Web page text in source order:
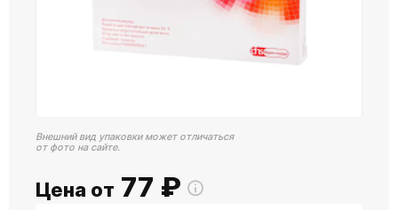
Внешний вид упаковки может отличаться
от фото на сайте.
Цена от 77 ₽